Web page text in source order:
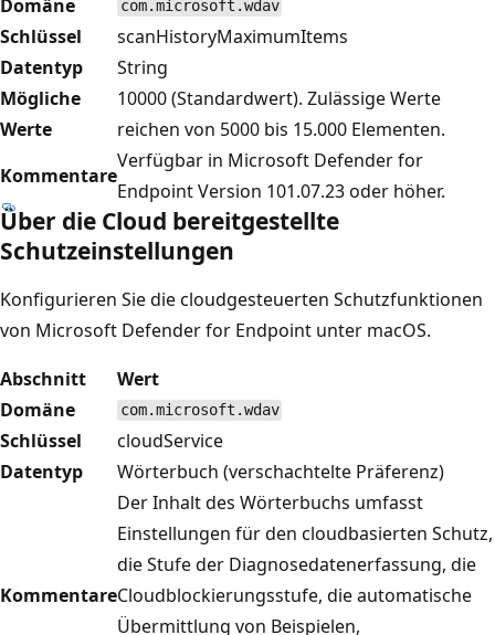
Domäne
com.microsoft.wdav
Schlüssel
scanHistoryMaximumItems
Datentyp
String
Mögliche
Werte
10000 (Standardwert). Zulässige Werte
reichen von 5000 bis 15.000 Elementen.
Kommentare
Verfügbar in Microsoft Defender for
Endpoint Version 101.07.23 oder höher.
Über die Cloud bereitgestellte
Schutzeinstellungen
Konfigurieren Sie die cloudgesteuerten Schutzfunktionen
von Microsoft Defender for Endpoint unter macOS.
Abschnitt
Wert
Domäne
com.microsoft.wdav
Schlüssel
cloudService
Datentyp
Wörterbuch (verschachtelte Präferenz)
Kommentare
Der Inhalt des Wörterbuchs umfasst
Einstellungen für den cloudbasierten Schutz,
die Stufe der Diagnosedatenerfassung, die
Cloudblockierungsstufe, die automatische
Übermittlung von Beispielen,